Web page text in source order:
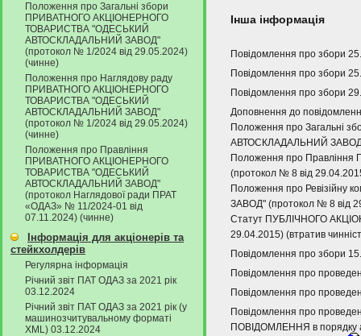
Положення про Загальні збори
ПРИВАТНОГО АКЦІОНЕРНОГО
ТОВАРИСТВА "ОДЕСЬКИЙ
АВТОСКЛАДАЛЬНИЙ ЗАВОД"
(протокол № 1/2024 від 29.05.2024)
(чинне)
Положення про Наглядову раду
ПРИВАТНОГО АКЦІОНЕРНОГО
ТОВАРИСТВА "ОДЕСЬКИЙ
АВТОСКЛАДАЛЬНИЙ ЗАВОД"
(протокол № 1/2024 від 29.05.2024)
(чинне)
Положення про Правління
ПРИВАТНОГО АКЦІОНЕРНОГО
ТОВАРИСТВА "ОДЕСЬКИЙ
АВТОСКЛАДАЛЬНИЙ ЗАВОД"
(протокол Наглядової ради ПРАТ
«ОДАЗ» № 11/2024-01 від
07.11.2024) (чинне)
Інформація для акціонерів та
стейкхолдерів
Регулярна інформація
Річний звіт ПАТ ОДАЗ за 2021 рік
03.12.2024
Річний звіт ПАТ ОДАЗ за 2021 рік (у
машинозчитувальному форматі
XML) 03.12.2024
Інша інформація
Повідомлення про збори
Повідомлення про збори
Повідомлення про збори
Доповнення до
Положення про Загальні
АВТОСКЛАДАЛЬНИЙ ЗАВОД"
Положення про
(протокол № 8 від
Положення про
ЗАВОД" (протокол № 8 від
Статут ПУБЛІЧНОГО
29.04.2015) (втратив
Повідомлення про збори
Повідомлення про
Повідомлення про
Повідомлення про
ПОВІДОМЛЕННЯ в порядку